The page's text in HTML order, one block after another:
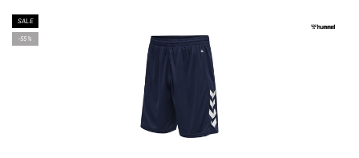
SALE
-55%